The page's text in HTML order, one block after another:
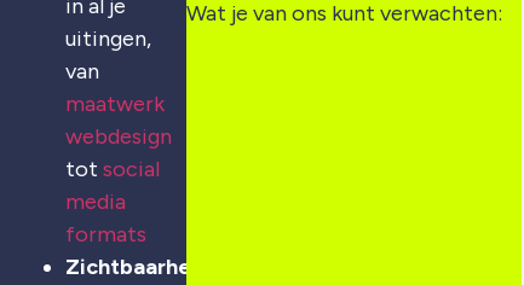
in al je
uitingen,
van
maatwerk
webdesign
tot social
media
formats
Zichtbaarheid
Wat je van ons kunt verwachten: